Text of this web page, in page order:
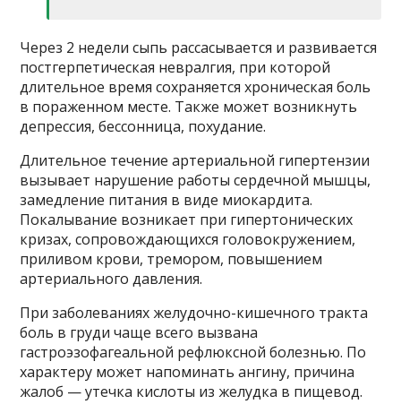
Через 2 недели сыпь рассасывается и развивается
постгерпетическая невралгия, при которой
длительное время сохраняется хроническая боль
в пораженном месте. Также может возникнуть
депрессия, бессонница, похудание.
Длительное течение артериальной гипертензии
вызывает нарушение работы сердечной мышцы,
замедление питания в виде миокардита.
Покалывание возникает при гипертонических
кризах, сопровождающихся головокружением,
приливом крови, тремором, повышением
артериального давления.
При заболеваниях желудочно-кишечного тракта
боль в груди чаще всего вызвана
гастроэзофагеальной рефлюксной болезнью. По
характеру может напоминать ангину, причина
жалоб — утечка кислоты из желудка в пищевод.